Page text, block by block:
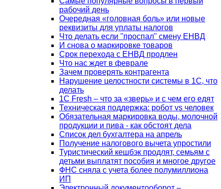
рабочий день
Очередная «головная боль» или новые
реквизиты для уплаты налогов
Что делать если "проспал" смену ЕНВД
И снова о маркировке товаров
Срок перехода с ЕНВД продлен
Что нас ждет в феврале
Зачем проверять контрагента
Нарушение целостности системы в 1С, что
делать
1С Fresh – что за «зверь» и с чем его едят
Техническая поддержка: робот vs человек
Обязательная маркировка воды, молочной
продукции и пива - как обстоят дела
Список дел бухгалтера на апрель
Получение налогового вычета упростили
Туристический кешбэк продлят, семьям с
детьми выплатят пособия и многое другое
ФНС сняла с учета более полумиллиона
ИП